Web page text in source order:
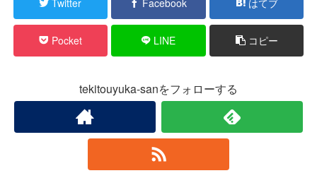
Pocket LINE コピー
tekitouyuka-sanをフォローする